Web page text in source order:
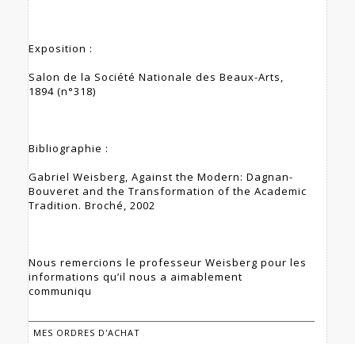
Exposition :
Salon de la Société Nationale des Beaux-Arts,
1894 (n°318)
Bibliographie :
Gabriel Weisberg, Against the Modern: Dagnan-
Bouveret and the Transformation of the Academic
Tradition. Broché, 2002
Nous remercions le professeur Weisberg pour les
informations qu’il nous a aimablement
communiqu
MES ORDRES D'ACHAT